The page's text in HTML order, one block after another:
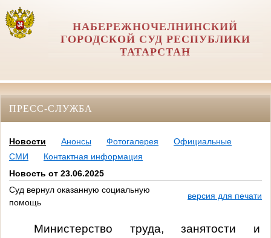
НАБЕРЕЖНОЧЕЛНИНСКИЙ
ГОРОДСКОЙ СУД РЕСПУБЛИКИ
ТАТАРСТАН
ПРЕСС-СЛУЖБА
Новости Анонсы Фотогалерея
Официальные
СМИ
Контактная информация
Новость от 23.06.2025
Суд вернул оказанную социальную
помощь
версия для печати
Министерство труда, занятости и